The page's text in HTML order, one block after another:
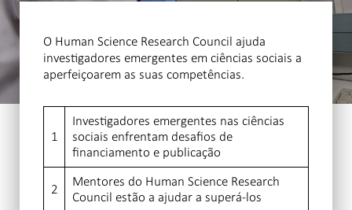
O Human Science Research Council ajuda
investigadores emergentes em ciências sociais a
aperfeiçoarem as suas competências.
1
Investigadores emergentes nas ciências
sociais enfrentam desafios de
financiamento e publicação
2
Mentores do Human Science Research
Council estão a ajudar a superá-los